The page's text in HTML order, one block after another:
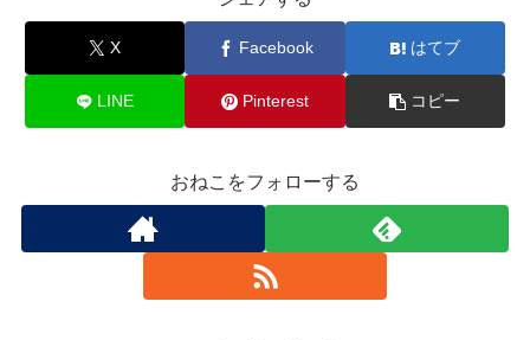
X Facebook はてブ
LINE Pinterest コピー
おねこをフォローする